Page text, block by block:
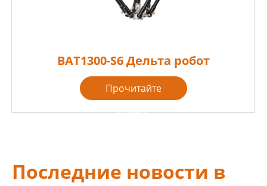
BAT1300-S6 Дельта робот
Прочитайте
больше
Последние новости в